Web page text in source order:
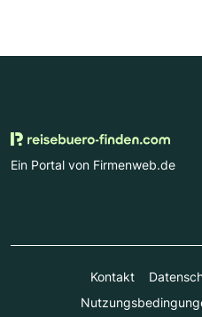
Ein Portal von Firmenweb.de
Kontakt